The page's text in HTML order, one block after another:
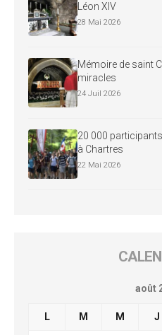
Léon XIV
28 Mai 2026
Mémoire de saint
miracles
24 Juil 2026
20 000
à Chartres
22 Mai 2026
août
L M M J